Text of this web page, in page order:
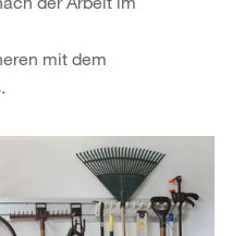
mit dem